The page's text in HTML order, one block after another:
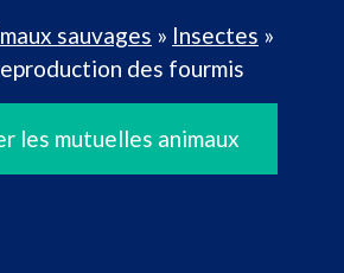
sauvages » Insectes »
des fourmis
les mutuelles animaux